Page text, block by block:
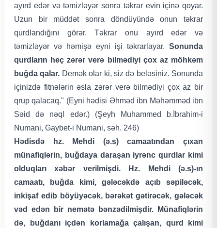
ayırd edər və təmizləyər sonra təkrar evin içinə qoyar.
Uzun bir müddət sonra döndüyündə onun təkrar
qurdlandığını görər. Təkrar onu ayırd edər və
təmizləyər və həmişə eyni işi təkrarlayar. Sonunda
qurdların heç zərər verə bilmədiyi çox az möhkəm
buğda qalar. Demək olar ki, siz də beləsiniz. Sonunda
içinizdə fitnələrin əsla zərər verə bilmədiyi çox az bir
qrup qalacaq." (Eyni hədisi Əhməd ibn Məhəmməd ibn
Səid də nəql edər.) (Şeyh Muhammed b.İbrahim-i
Numani, Gaybet-i Numani, səh. 246)
Hədisdə hz.
Mehdi (ə.s) camaatından çıxan
münafiqlərin, buğdaya daraşan iyrənc qurdlar kimi
olduqları xəbər verilmişdi. Hz. Mehdi (ə.s)-ın
camaatı, buğda kimi, gələcəkdə açıb səpiləcək,
inkişaf edib böyüyəcək, bərəkət gətirəcək, gələcək
vəd edən bir nemətə bənzədilmişdir. Münafiqlərin
də, buğdanı içdən korlamağa çalışan, qurd kimi